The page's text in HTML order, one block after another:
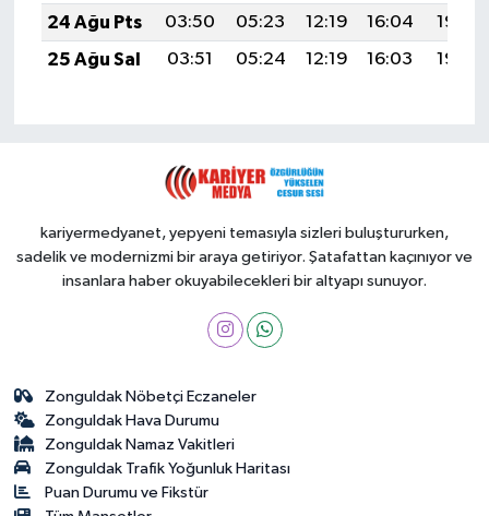
24 Ağu Pts
03:50 05:23 12:19 16:04
19:06
25 Ağu Sal
03:51 05:24 12:19 16:03 19:04
kariyermedyanet, yepyeni temasıyla sizleri buluştururken,
sadelik ve modernizmi bir araya getiriyor. Şatafattan kaçınıyor ve
insanlara haber okuyabilecekleri bir altyapı sunuyor.
Zonguldak Nöbetçi Eczaneler
Zonguldak Hava Durumu
Zonguldak Namaz Vakitleri
Zonguldak Trafik Yoğunluk Haritası
Puan Durumu ve Fikstür